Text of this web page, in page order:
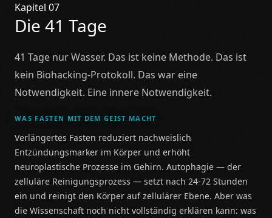
Kapitel 07
Die 41 Tage
41 Tage nur Wasser. Das ist keine Methode. Das ist
kein Biohacking-Protokoll. Das war eine
Notwendigkeit. Eine innere Notwendigkeit.
WAS FASTEN MIT DEM GEIST MACHT
Verlängertes Fasten reduziert nachweislich
Entzündungsmarker im Körper und erhöht
neuroplastische Prozesse im Gehirn. Autophagie — der
zelluläre Reinigungsprozess — setzt nach 24-72 Stunden
ein und reinigt den Körper auf zellulärer Ebene. Aber was
die Wissenschaft noch nicht vollständig erklären kann: was